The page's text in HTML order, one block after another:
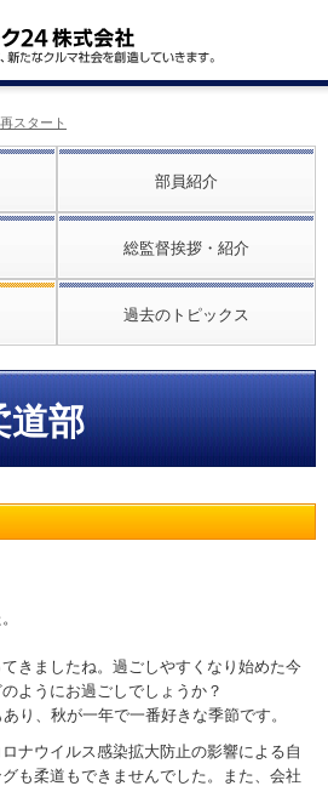
再スタート
部員紹介
総監督挨拶・紹介
過去のトピックス
道部
きましたね。過ごしやすくなり始めた今
ようにお過ごしでしょうか？
り、秋が一年で一番好きな季節です。
ナウイルス感染拡大防止の影響による自
も柔道もできませんでした。また、会社